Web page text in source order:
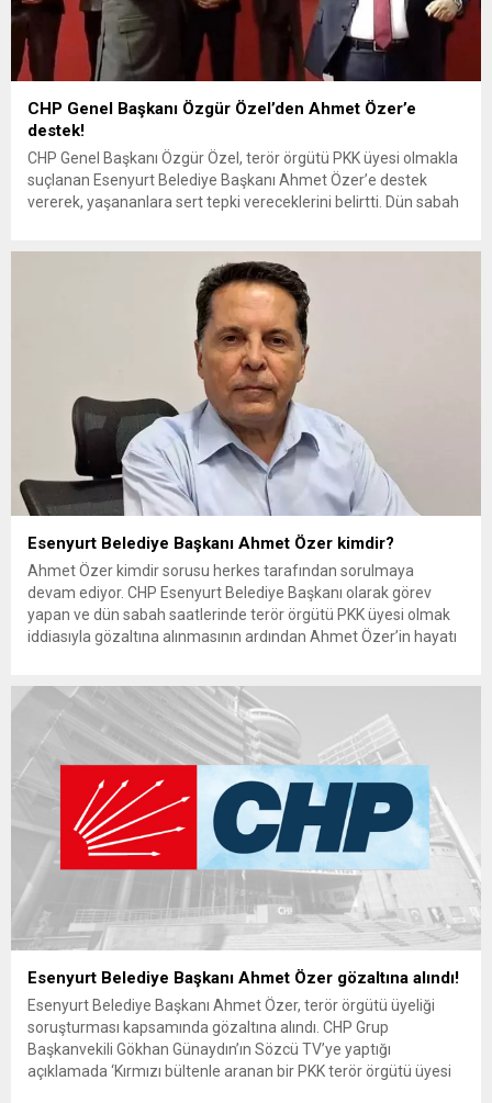
CHP Genel Başkanı Özgür Özel’den Ahmet Özer’e
destek!
CHP Genel Başkanı Özgür Özel, terör örgütü PKK üyesi olmakla
suçlanan Esenyurt Belediye Başkanı Ahmet Özer’e destek
vererek, yaşananlara sert tepki vereceklerini belirtti. Dün sabah
ki plan çoktan kurulmuş, hazırlıklar yapılmış” Esenyurt Belediye
Esenyurt Belediye Başkanı Ahmet Özer kimdir?
Ahmet Özer kimdir sorusu herkes tarafından sorulmaya
devam ediyor. CHP Esenyurt Belediye Başkanı olarak görev
yapan ve dün sabah saatlerinde terör örgütü PKK üyesi olmak
iddiasıyla gözaltına alınmasının ardından Ahmet Özer’in hayatı
dün sabah saatlerinde gözaltına...
Esenyurt Belediye Başkanı Ahmet Özer gözaltına alındı!
Esenyurt Belediye Başkanı Ahmet Özer, terör örgütü üyeliği
soruşturması kapsamında gözaltına alındı. CHP Grup
Başkanvekili Gökhan Günaydın’ın Sözcü TV’ye yaptığı
açıklamada ‘Kırmızı bültenle aranan bir PKK terör örgütü üyesi